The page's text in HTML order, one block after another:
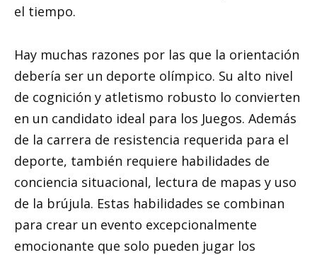
el tiempo.
Hay muchas razones por las que la orientación
debería ser un deporte olímpico. Su alto nivel
de cognición y atletismo robusto lo convierten
en un candidato ideal para los Juegos. Además
de la carrera de resistencia requerida para el
deporte, también requiere habilidades de
conciencia situacional, lectura de mapas y uso
de la brújula. Estas habilidades se combinan
para crear un evento excepcionalmente
emocionante que solo pueden jugar los